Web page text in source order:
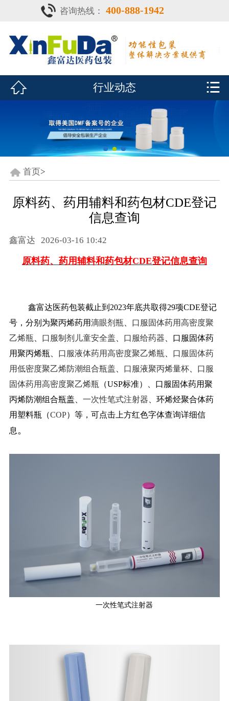
 首页
产品中心
鑫富达资质
行业动态
联系我们
咨询热线： 400-888-1942
 行业动态 
首页>
原料药、药用辅料和药包材CDE登记
信息查询
鑫富达 2026-03-16 10:42
原料药、药用辅料和药包材CDE登记信息查询
鑫富达医药包装截止到2023年底共取得29项CDE登记
号，分别为聚丙烯药用滴眼剂瓶
口服固体药用高密度聚
乙烯瓶
口服制剂儿童安全盖 口服给药器 、口服固体药
用聚丙烯瓶、 口服液体药用高密度聚乙烯瓶
口服固体药
用低密度聚乙烯防潮组合瓶盖
口服液聚丙烯量杯、 口服
固体药用高密度聚乙烯瓶 （USP标准）、口服固体药用聚
丙烯防潮组合瓶盖、 一次性笔式注射器 、环烯烃聚合体药
用塑料瓶（COP）等，可点击上方红色字体查询详细信
息 。
一次性笔式注射器